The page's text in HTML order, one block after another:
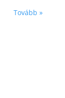
Tovább »